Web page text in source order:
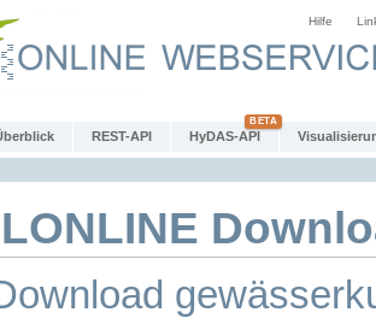
Hilfe
REST-API HyDAS-API